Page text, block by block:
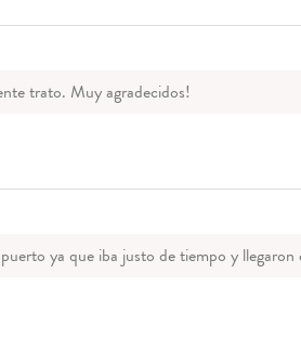
trato. Muy agradecidos!
ya que iba justo de tiempo y llegaron